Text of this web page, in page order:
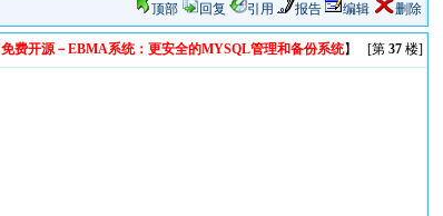
顶部 回复 引用 报告 编辑 删除
免费开源－EBMA系统：更安全的MYSQL管理和备份系统】 [第 37楼]